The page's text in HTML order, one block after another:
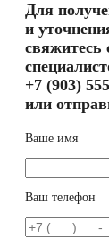
Для
и
+7 (903)
или
Ваше имя
Ваш телефон